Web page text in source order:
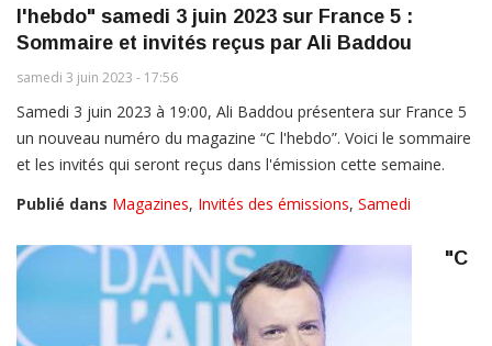
l'hebdo" samedi 3 juin 2023 sur France 5 :
Sommaire et invités reçus par Ali Baddou
samedi 3 juin 2023 - 17:56
Samedi 3 juin 2023 à 19:00, Ali Baddou présentera sur France 5
un nouveau numéro du magazine “C l'hebdo”. Voici le sommaire
et les invités qui seront reçus dans l'émission cette semaine.
Publié dans Magazines, Invités des émissions, Samedi
"C